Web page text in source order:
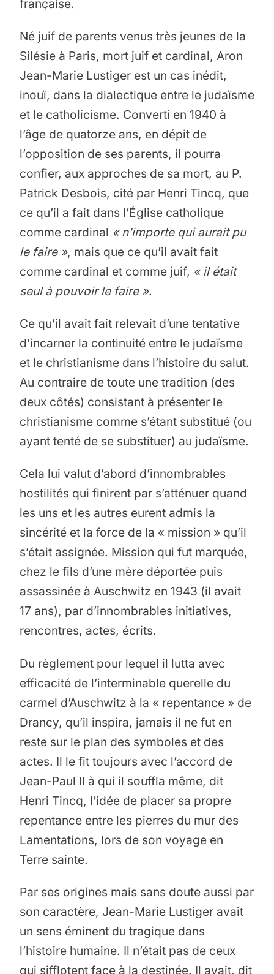
française.
Né juif de parents venus très jeunes de la
Silésie à Paris, mort juif et cardinal, Aron
Jean-Marie Lustiger est un cas inédit,
inouï, dans la dialectique entre le judaïsme
et le catholicisme. Converti en 1940 à
l’âge de quatorze ans, en dépit de
l’opposition de ses parents, il pourra
confier, aux approches de sa mort, au P.
Patrick Desbois, cité par Henri Tincq, que
ce qu’il a fait dans l’Église catholique
comme cardinal « n’importe qui aurait pu
le faire », mais que ce qu’il avait fait
comme cardinal et comme juif, « il était
seul à pouvoir le faire ».
Ce qu’il avait fait relevait d’une tentative
d’incarner la continuité entre le judaïsme
et le christianisme dans l’histoire du salut.
Au contraire de toute une tradition (des
deux côtés) consistant à présenter le
christianisme comme s’étant substitué (ou
ayant tenté de se substituer) au judaïsme.
Cela lui valut d’abord d’innombrables
hostilités qui finirent par s’atténuer quand
les uns et les autres eurent admis la
sincérité et la force de la « mission » qu’il
s’était assignée. Mission qui fut marquée,
chez le fils d’une mère déportée puis
assassinée à Auschwitz en 1943 (il avait
17 ans), par d’innombrables initiatives,
rencontres, actes, écrits.
Du règlement pour lequel il lutta avec
efficacité de l’interminable querelle du
carmel d’Auschwitz à la « repentance » de
Drancy, qu’il inspira, jamais il ne fut en
reste sur le plan des symboles et des
actes. Il le fit toujours avec l’accord de
Jean-Paul II à qui il souffla même, dit
Henri Tincq, l’idée de placer sa propre
repentance entre les pierres du mur des
Lamentations, lors de son voyage en
Terre sainte.
Par ses origines mais sans doute aussi par
son caractère, Jean-Marie Lustiger avait
un sens éminent du tragique dans
l’histoire humaine. Il n’était pas de ceux
qui sifflotent face à la destinée. Il avait, dit